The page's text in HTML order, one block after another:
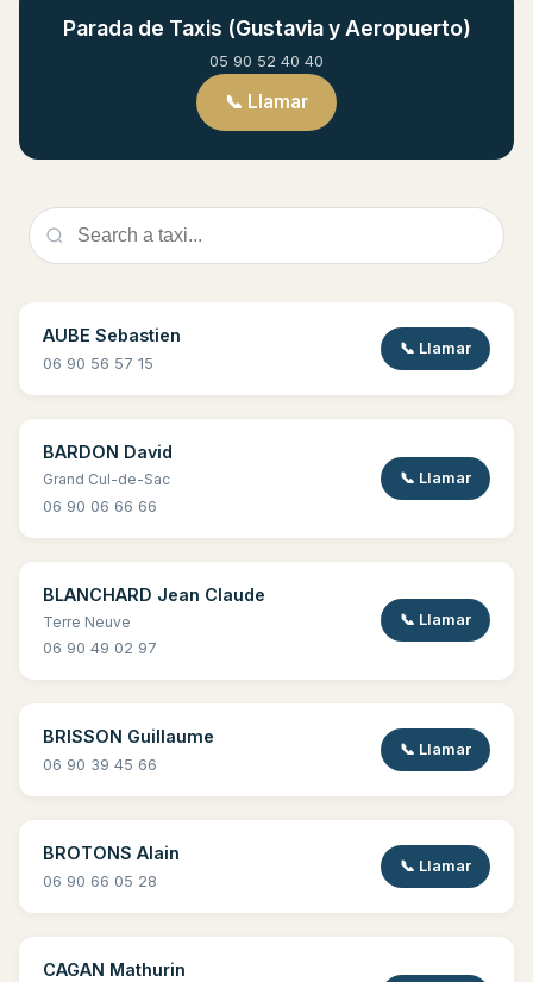
Parada de Taxis (Gustavia y Aeropuerto)
05 90 52 40 40
📞 Llamar
AUBE Sebastien
06 90 56 57 15
📞 Llamar
BARDON David
Grand Cul-de-Sac
06 90 06 66 66
📞 Llamar
BLANCHARD Jean Claude
Terre Neuve
06 90 49 02 97
📞 Llamar
BRISSON Guillaume
06 90 39 45 66
📞 Llamar
BROTONS Alain
06 90 66 05 28
📞 Llamar
CAGAN Mathurin